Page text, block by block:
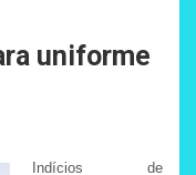
uniforme
Indícios de